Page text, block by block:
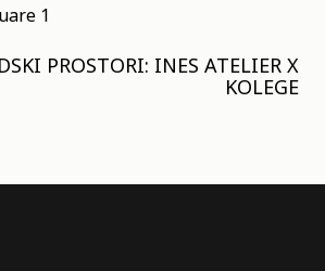
PROSTORI: INES ATELIER X
KOLEGE